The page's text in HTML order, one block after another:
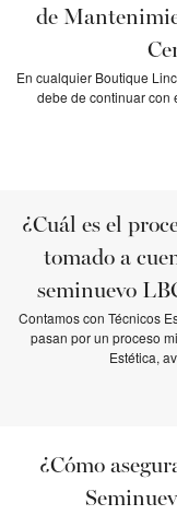
de
En cualquier Boutique
debe de continuar con
¿Cuál es el
tomado a
seminuevo
Contamos con Técnicos
pasan por un proceso
Estética,
¿Cómo